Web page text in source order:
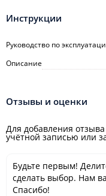
Инструкции
Руководство по
Описание
Отзывы и оценки
Для добавления
учётной записью или
Будьте первым!
сделать выбор. Нам
Спасибо!